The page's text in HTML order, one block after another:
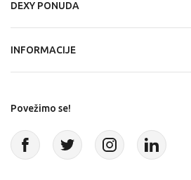
DEXY PONUDA
INFORMACIJE
Povežimo se!